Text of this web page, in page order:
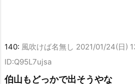
140: 風吹けば名無し 2021/01/24(日)
ID:Q95L7ujsa
伯山もどっかで出そうやな